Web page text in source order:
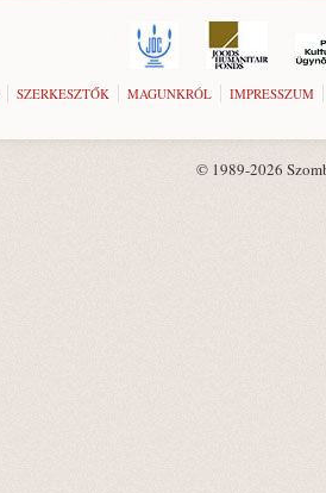
SZERKESZTŐK MAGUNKRÓL IMPRESSZUM
© 1989-2026